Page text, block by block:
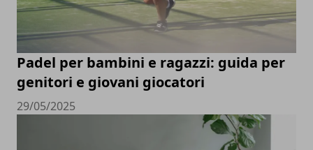
Padel per bambini e ragazzi: guida per
genitori e giovani giocatori
29/05/2025